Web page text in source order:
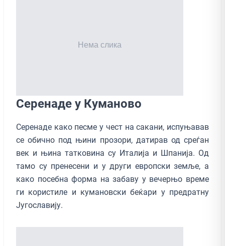
Серенаде у Куманово
Серенаде како песме у чeст на сакани, испуњавав
се обично под њини прозори, датирав од среѓан
век и њина татковина су Италија и Шпанија. Од
тамо су пренесени и у други европски земље, а
како посебна форма на забаву у вечерњо време
ги користиле и кумановски беќари у предратну
Југославију.